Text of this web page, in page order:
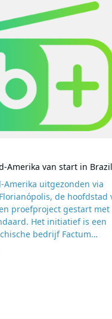
Amerika van start in
uitgezonden via
de hoofdstad
proefproject gestart met
Het initiatief is een
bedrijf Factum